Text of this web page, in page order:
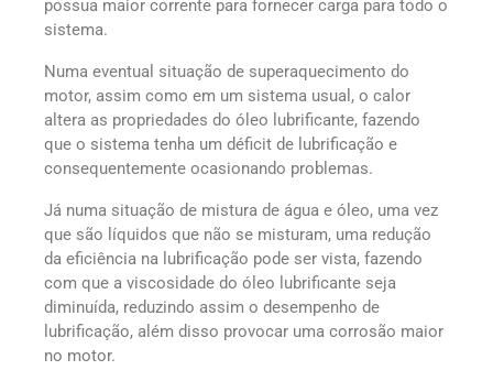
possua maior corrente para fornecer carga para todo o
sistema.
Numa eventual situação de superaquecimento do
motor, assim como em um sistema usual, o calor
altera as propriedades do óleo lubrificante, fazendo
que o sistema tenha um déficit de lubrificação e
consequentemente ocasionando problemas.
Já numa situação de mistura de água e óleo, uma vez
que são líquidos que não se misturam, uma redução
da eficiência na lubrificação pode ser vista, fazendo
com que a viscosidade do óleo lubrificante seja
diminuída, reduzindo assim o desempenho de
lubrificação, além disso provocar uma corrosão maior
no motor.